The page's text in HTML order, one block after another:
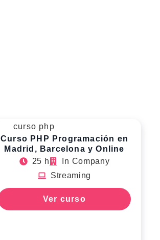
Curso PHP Programación en
Madrid, Barcelona y Online
25 h
In Company
Streaming
Ver curso